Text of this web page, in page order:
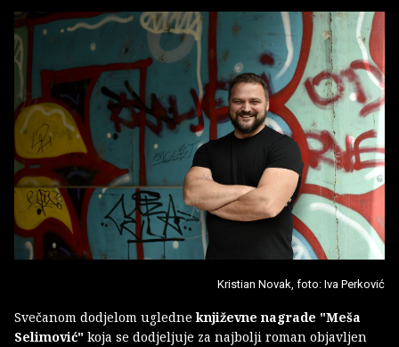
Kristian Novak, foto: Iva Perković
Svečanom dodjelom ugledneknjiževne nagrade "Meša
Selimović" koja se dodjeljuje za najbolji roman objavljen